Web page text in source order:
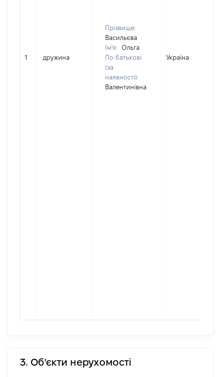
1 дружина
Прізвище:
Васильєва
Ім'я:
Ольга
По батькові
(за
наявності):
Валентинівна
Україна
3. Об'єкти нерухомості